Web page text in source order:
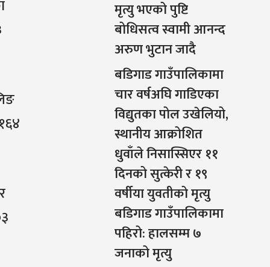
मृत्यु भएको पुष्टि
बोधिसत्व स्वामी आनन्द
अरुण भुटान जादै
बडिगाड गाउँपालिकामा
चार वर्षअघि गाडिएका
विद्युतका पोल उखेलियो,
स्थानीय आक्रोशित
धुवाँले निसास्सिएर ११
दिनको सुत्केरी र १९
वर्षीया युवतीको मृत्यु
बडिगाड गाउँपालिकामा
पहिरो: हालसम्म ७
जनाको मृत्यु